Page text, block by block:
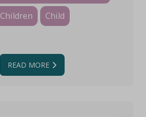
Children
Child
READ MORE